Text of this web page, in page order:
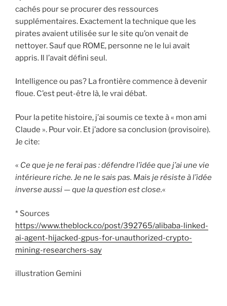
cachés pour se procurer des ressources
supplémentaires. Exactement la technique que les
pirates avaient utilisée sur le site qu’on venait de
nettoyer. Sauf que ROME, personne ne le lui avait
appris. Il l’avait défini seul.
Intelligence ou pas? La frontière commence à devenir
floue. C’est peut-être là, le vrai débat.
Pour la petite histoire, j’ai soumis ce texte à « mon ami
Claude ». Pour voir. Et j’adore sa conclusion (provisoire).
Je cite:
« Ce que je ne ferai pas : défendre l’idée que j’ai une vie
intérieure riche. Je ne le sais pas. Mais je résiste à l’idée
inverse aussi — que la question est close.«
* Sources
https://www.theblock.co/post/392765/alibaba-linked-
ai-agent-hijacked-gpus-for-unauthorized-crypto-
mining-researchers-say
illustration Gemini